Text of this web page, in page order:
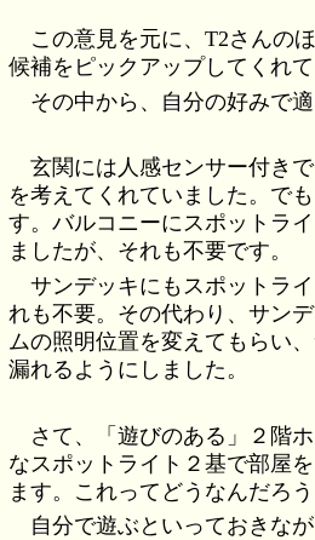
この意見を元に、T2さんの
候補をピックアップしてくれて
その中から、自分の好みで適
玄関には人感センサー付き
を考えてくれていました。で
す。バルコニーにスポットラ
ましたが、それも不要です。
サンデッキにもスポットラ
れも不要。その代わり、サン
ムの照明位置を変えてもらい
漏れるようにしました。
さて、「遊びのある」２階
なスポットライト２基で部屋
ます。これってどうなんだろ
自分で遊ぶといっておきな